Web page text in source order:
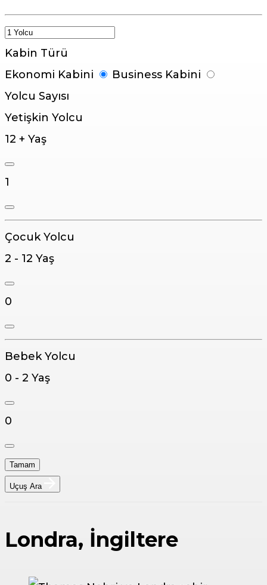
Kabin Türü
Ekonomi Kabini
Business Kabini
Yolcu Sayısı
Yetişkin Yolcu
12 + Yaş
1
Çocuk Yolcu
2 - 12 Yaş
0
Bebek Yolcu
0 - 2 Yaş
0
Tamam
Uçuş Ara
Londra, İngiltere